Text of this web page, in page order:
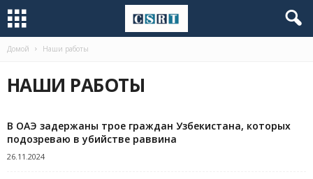
Домой Наши работы
НАШИ РАБОТЫ
В ОАЭ задержаны трое граждан Узбекистана, которых
подозреваю в убийстве раввина
26.11.2024